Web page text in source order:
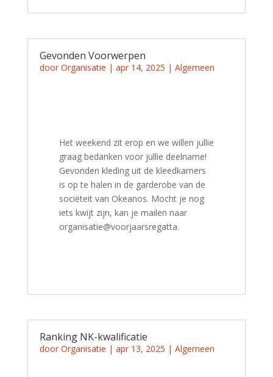
Gevonden Voorwerpen
door Organisatie | apr 14, 2025 | Algemeen
Het weekend zit erop en we willen jullie
graag bedanken voor jullie deelname!
Gevonden kleding uit de kleedkamers
is op te halen in de garderobe van de
sociëteit van Okeanos. Mocht je nog
iets kwijt zijn, kan je mailen naar
organisatie@voorjaarsregatta.
Ranking NK-kwalificatie
door Organisatie | apr 13, 2025 | Algemeen